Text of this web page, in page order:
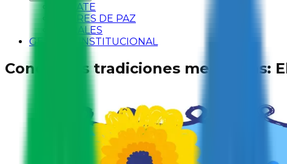
SÚMATE
LÍDERES DE PAZ
MURALES
GESTIÓN INSTITUCIONAL
Conoce las tradiciones mexicanas: